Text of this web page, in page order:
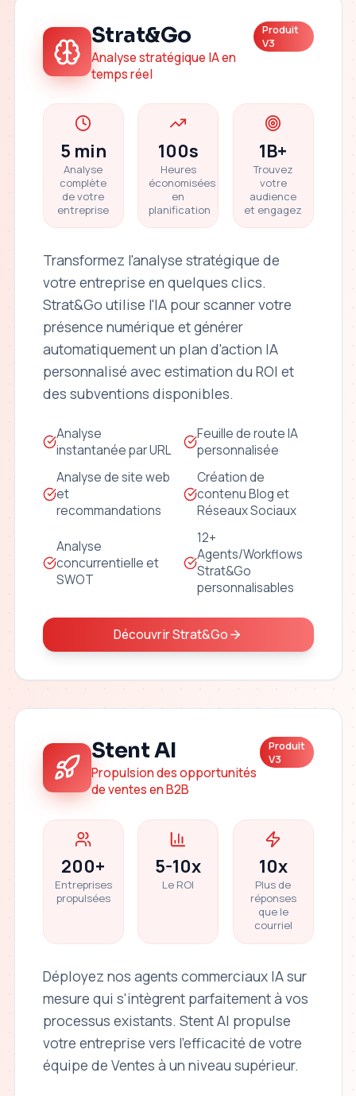
Strat&Go
Analyse stratégique IA en
temps réel
Produit
V3
5 min
Analyse
complète
de votre
entreprise
100s
Heures
économisées
en
planification
1B+
Trouvez
votre
audience
et engagez
Transformez l'analyse stratégique de
votre entreprise en quelques clics.
Strat&Go utilise l'IA pour scanner votre
présence numérique et générer
automatiquement un plan d'action IA
personnalisé avec estimation du ROI et
des subventions disponibles.
Analyse
instantanée par URL
Feuille de route IA
personnalisée
Analyse de site web
et
recommandations
Création de
contenu Blog et
Réseaux Sociaux
Analyse
concurrentielle et
SWOT
12+
Agents/Workflows
Strat&Go
personnalisables
Découvrir Strat&Go
Stent AI
Propulsion des opportunités
de ventes en B2B
Produit
V3
200+
Entreprises
propulsées
5-10x
Le ROI
10x
Plus de
réponses
que le
courriel
Déployez nos agents commerciaux IA sur
mesure qui s'intègrent parfaitement à vos
processus existants. Stent AI propulse
votre entreprise vers l'efficacité de votre
équipe de Ventes à un niveau supérieur.